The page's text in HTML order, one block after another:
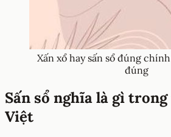
Xấn xổ hay sấn sổ đúng
đúng
Sấn sổ nghĩa là gì
Việt